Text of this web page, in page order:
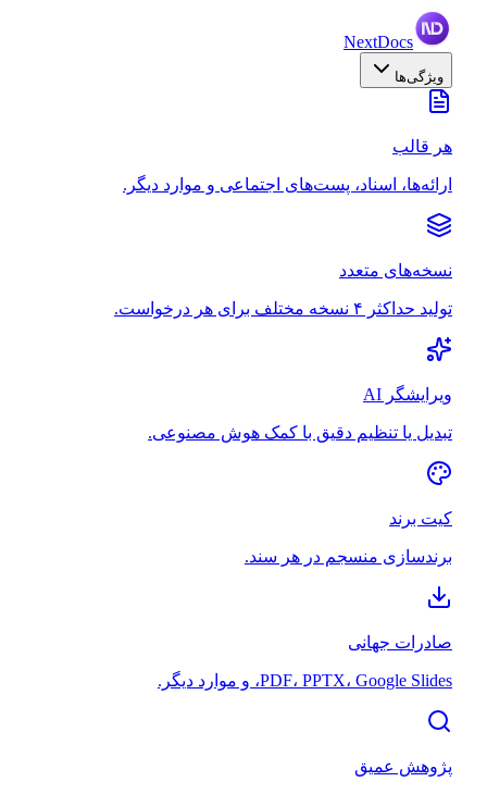
NextDocs
ویژگی‌ها
هر قالب
ارائه‌ها، اسناد، پست‌های اجتماعی و موارد دیگر.
نسخه‌های متعدد
تولید حداکثر ۴ نسخه مختلف برای هر درخواست.
ویرایشگر AI
تبدیل یا تنظیم دقیق با کمک هوش مصنوعی.
کیت برند
برندسازی منسجم در هر سند.
صادرات جهانی
PDF، PPTX، Google Slides، و موارد دیگر.
پژوهش عمیق